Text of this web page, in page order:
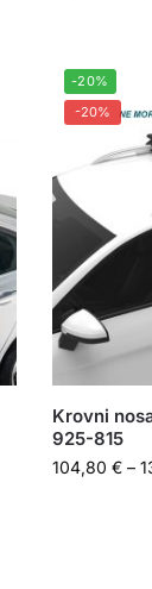
-20%
-20%
Krovni
925-815
104,80€ –